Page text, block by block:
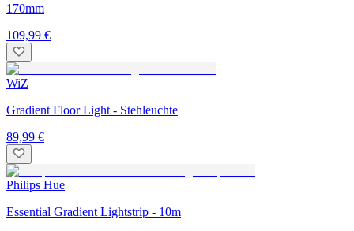
170mm
109,99 €
WiZ
Gradient Floor Light - Stehleuchte
89,99 €
Philips Hue
Essential Gradient Lightstrip - 10m